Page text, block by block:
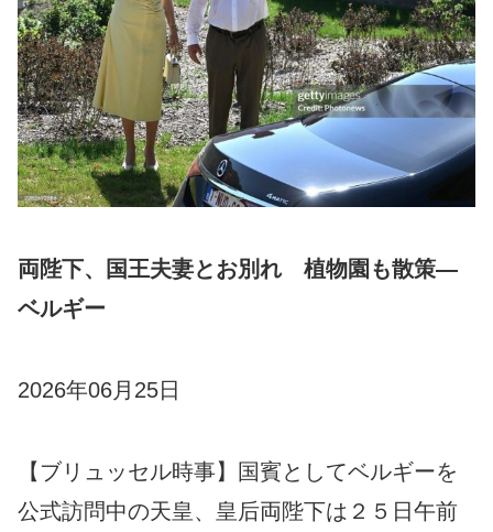
両陛下、国王夫妻とお別れ 植物園も散策―
ベルギー
2026年06月25日
【ブリュッセル時事】国賓としてベルギーを
公式訪問中の天皇、皇后両陛下は２５日午前